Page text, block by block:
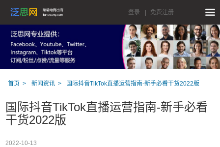
登录 免费注册
首页 新闻资讯 国际抖音TikTok直播运营指南-新手必看干货2022版
国际抖音TikTok直播运营指南-新手必看
干货2022版
2022-10-13